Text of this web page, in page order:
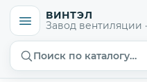
ВИНТЭЛ
Завод вентиляции
Поиск по каталогу…